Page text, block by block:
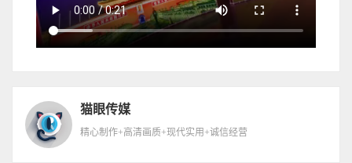
猫眼传媒
精心制作+高清画质+现代实用+诚信经营